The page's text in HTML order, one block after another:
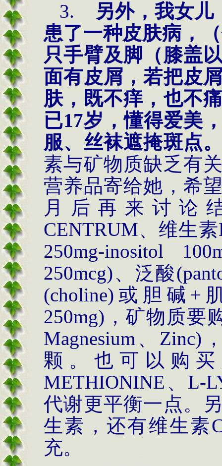
3.
另外，我女
患了一种皮肤病，
只手臂及脚（膝盖
面有皮屑，若把皮
肤，既不痒，也不
已17岁，懂得爱美
服、丝袜遮掩斑点
素与矿物质缺乏有
营养品寄给她，希
月后再来讨论
CENTRUM、维生素
250mg-inositol
250mcg)、泛酸
(choline) 或胆碱 +
250mg) ，矿物质要
Magnesium 、 Zinc)
颗。也可以购
METHIONINE 、 L-
代谢更平衡一点。
生素，还有维生素
充。